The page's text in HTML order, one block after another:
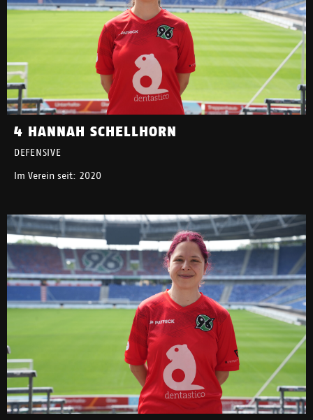
4 HANNAH SCHELLHORN
DEFENSIVE
Im Verein seit: 2020